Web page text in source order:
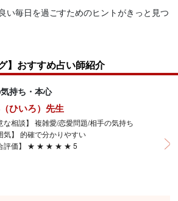
い毎日を過ごすためのヒントがきっと見つ
】おすすめ占い師紹介
持ち・本心
ひいろ）先生
な相談】 複雑愛/恋愛問題/相手の気持ち
気】 的確で分かりやすい
合評価】 ★ ★ ★ ★ ★ 5